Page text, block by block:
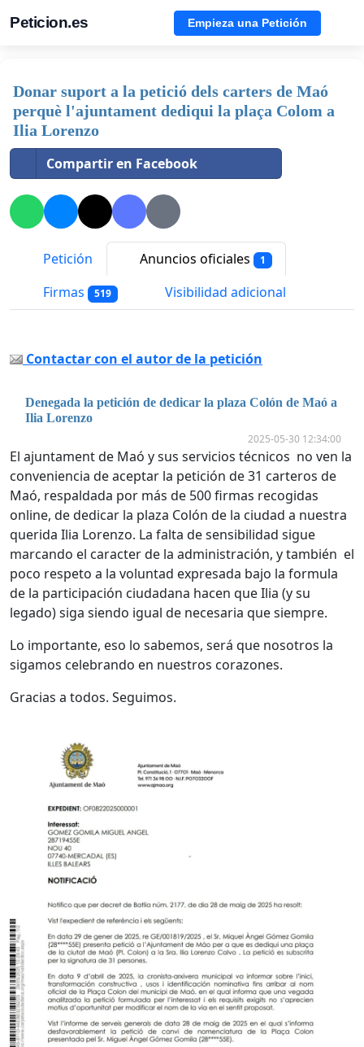
Peticion.es Empieza una Petición
Donar suport a la petició dels carters de Maó
perquè l'ajuntament dediqui la plaça Colom a
Ilia Lorenzo
Compartir en Facebook
Petición Anuncios oficiales 1
Firmas 519 Visibilidad adicional
Contactar con el autor de la petición
Denegada la petición de dedicar la plaza Colón de Maó a
Ilia Lorenzo
2025-05-30 12:34:00
El ajuntament de Maó y sus servicios técnicos no ven la
conveniencia de aceptar la petición de 31 carteros de
Maó, respaldada por más de 500 firmas recogidas
online, de dedicar la plaza Colón de la ciudad a nuestra
querida Ilia Lorenzo. La falta de sensibilidad sigue
marcando el caracter de la administración, y también el
poco respeto a la voluntad expresada bajo la formula
de la participación ciudadana hacen que Ilia (y su
legado) siga siendo igual de necesaria que siempre.
Lo importante, eso lo sabemos, será que nosotros la
sigamos celebrando en nuestros corazones.
Gracias a todos. Seguimos.